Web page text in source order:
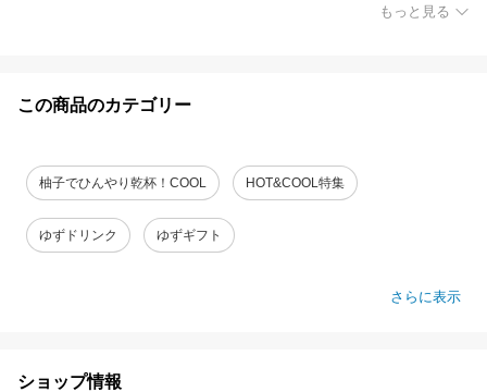
もっと見る
この商品のカテゴリー
柚子でひんやり乾杯！COOL HOT&COOL特集
ゆずドリンク ゆずギフト
さらに表示
ショップ情報